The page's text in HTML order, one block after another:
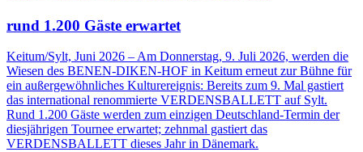
rund 1.200 Gäste erwartet
Keitum/Sylt, Juni 2026 – Am Donnerstag, 9. Juli 2026, werden die
Wiesen des BENEN-DIKEN-HOF in Keitum erneut zur Bühne für
ein außergewöhnliches Kulturereignis: Bereits zum 9. Mal gastiert
das international renommierte VERDENSBALLETT auf Sylt.
Rund 1.200 Gäste werden zum einzigen Deutschland-Termin der
diesjährigen Tournee erwartet; zehnmal gastiert das
VERDENSBALLETT dieses Jahr in Dänemark.